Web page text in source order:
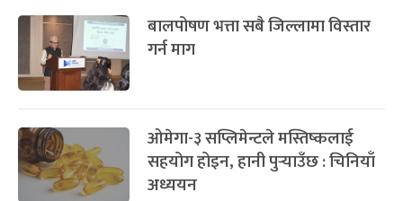
बालपोषण भत्ता सबै जिल्लामा विस्तार
गर्न माग
ओमेगा-३ सप्लिमेन्टले मस्तिष्कलाई
सहयोग होइन, हानी पुर्‍याउँछ : चिनियाँ
अध्ययन